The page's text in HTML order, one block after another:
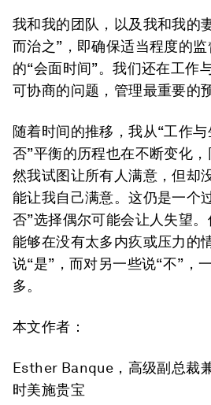
我和我的团队，以及我和我的
而治之”，即确保适当程度的
的“会面时间”。我们还在工作
可协商的问题，管理最重要的
随着时间的推移，我从“工作
否”平衡的历程也在不断变化
然我试图让所有人满意，但却
能让我自己满意。这仍是一个
否”选择偶尔可能会让人失望
能够在没有太多内疚或压力的
说“是”，而对另一些说“不”，
多。
本文作者 ：
Esther Banque，高级副总裁
时美施贵宝